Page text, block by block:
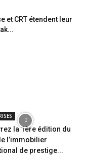
et CRT étendent leur
la 1ère édition du
l’immobilier
de prestige...